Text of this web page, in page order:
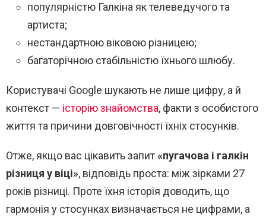
популярністю Галкіна як телеведучого та
артиста;
нестандартною віковою різницею;
багаторічною стабільністю їхнього шлюбу.
Користувачі Google шукають не лише цифру, а й
контекст — історію знайомства, факти з особистого
життя та причини довговічності їхніх стосунків.
Отже, якщо вас цікавить запит«пугачова і галкін
різниця у віці», відповідь проста: між зірками 27
років різниці. Проте їхня історія доводить, що
гармонія у стосунках визначається не цифрами, а